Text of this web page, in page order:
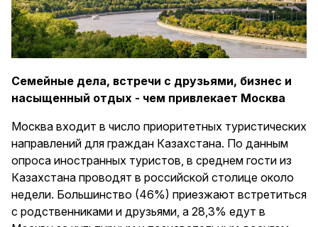
Семейные дела, встречи с друзьями, бизнес и
насыщенный отдых - чем привлекает Москва
Москва входит в число приоритетных туристических
направлений для граждан Казахстана. По данным
опроса иностранных туристов, в среднем гости из
Казахстана проводят в российской столице около
недели. Большинство (46%) приезжают встретиться
с родственниками и друзьями, а 28,3% едут в